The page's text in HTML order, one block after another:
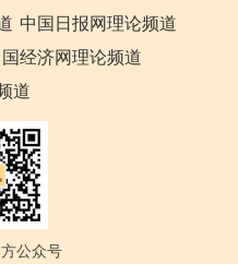
中国日报网理论频道
经济网理论频道
道
公众号